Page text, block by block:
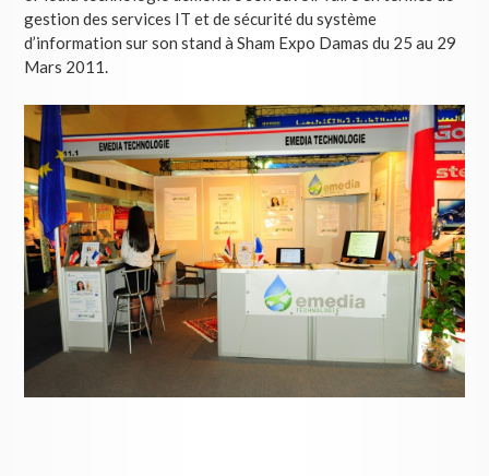
gestion des services IT et de sécurité du système
d’information sur son stand à Sham Expo Damas du 25 au 29
Mars 2011.